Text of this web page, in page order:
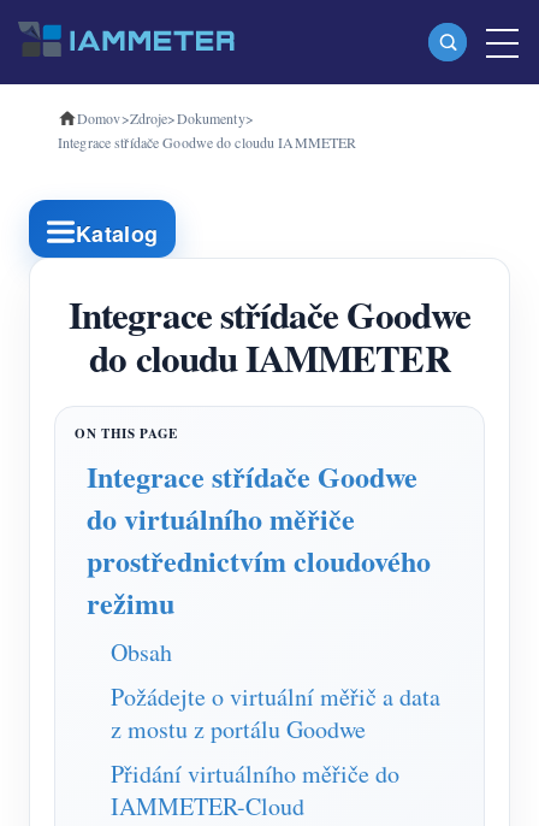
produkty
Třífázový Wi-Fi měřič energie (WEM3080T)
Třífázový Wi-Fi měřič energie (WEM3050T)
WiFi Power Controller
IAMMETER Cloud Pro
Simulátor IAMMETER
Virtuální měřič
Systém energetického předpovídání a simulace
Aplikace
Monitor energie solárního FV systému
Monitor spotřeby elektřiny
Ukládat
Zdroje
Domov>Zdroje>Dokumenty>
Integrace střídače Goodwe do cloudu IAMMETER
Katalog
Integrace střídače Goodwe
do cloudu IAMMETER
Integrace střídače Goodwe
do virtuálního měřiče
prostřednictvím cloudového
režimu
Obsah
Požádejte o virtuální měřič a data
z mostu z portálu Goodwe
Přidání virtuálního měřiče do
IAMMETER-Cloud